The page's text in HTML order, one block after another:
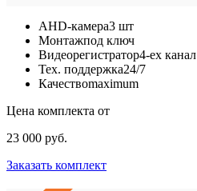
AHD-камера3 шт
Монтажпод ключ
Видеорегистратор4-ех канал
Тех. поддержка24/7
Качествоmaximum
Цена комплекта от
23 000 руб.
Заказать комплект